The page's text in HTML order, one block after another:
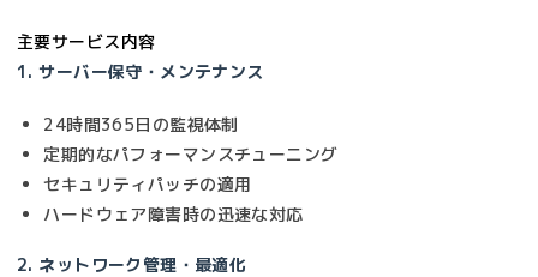
主要サービス内容
1. サーバー保守・メンテナンス
24時間365日の監視体制
定期的なパフォーマンスチューニング
セキュリティパッチの適用
ハードウェア障害時の迅速な対応
2. ネットワーク管理・最適化